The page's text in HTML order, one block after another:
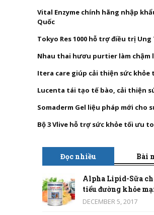
Vital Enzyme chính hãng nhập
Quốc
Tokyo Res 1000 hỗ trợ điều trị Ung
Nhau thai hươu purtier làm chậm
Itera care giúp cải thiện sức khỏe
Lucenta tái tạo tế bào, cải thiện
Somaderm Gel liệu pháp mới cho
Bộ 3 Vlive hỗ trợ sức khỏe tối ưu
Đọc nhiều Bài
Alpha Lipid-Sữa
tiểu đường khỏe
DECEMBER 5, 2017